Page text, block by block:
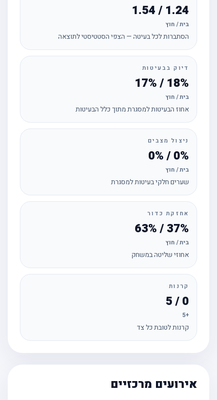
1.24 / 1.54
בית / חוץ
הסתברות לכל בעיטה — הצפי הסטטיסטי לתוצאה
דיוק בבעיטות
18% / 17%
בית / חוץ
אחוז הבעיטות למסגרת מתוך כלל הבעיטות
ניצול מצבים
0% / 0%
בית / חוץ
שערים חלקי בעיטות למסגרת
אחזקת כדור
37% / 63%
בית / חוץ
אחוזי שליטה במשחק
קרנות
קרנות לטובת כל צד
אירועים מרכזיים